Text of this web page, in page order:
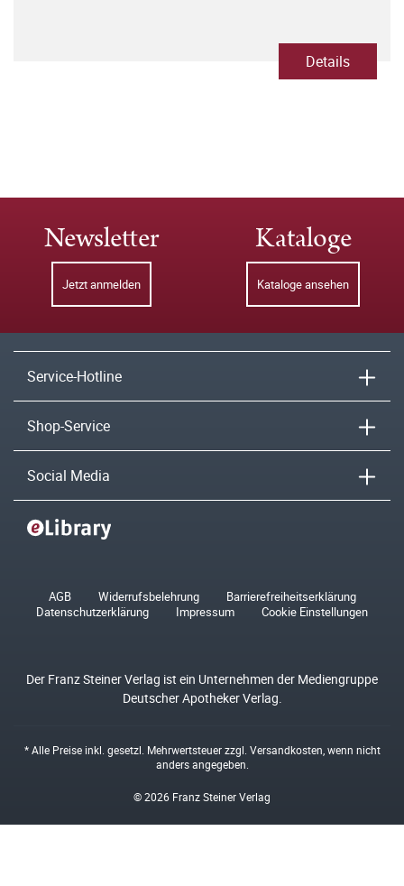
Details
Newsletter
Jetzt anmelden
Kataloge
Kataloge ansehen
Service-Hotline
Shop-Service
Social Media
AGB Widerrufsbelehrung
Barrierefreiheitserklärung
Datenschutzerklärung
Impressum Cookie Einstellungen
Der Franz Steiner Verlag ist ein Unternehmen der Mediengruppe
Deutscher Apotheker Verlag.
* Alle Preise inkl. gesetzl. Mehrwertsteuer zzgl. Versandkosten , wenn nicht
anders angegeben.
© 2026 Franz Steiner Verlag